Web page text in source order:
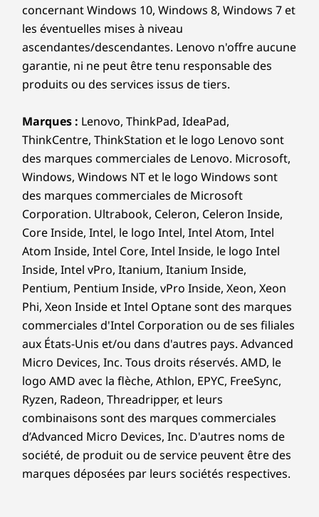
concernant Windows 10, Windows 8, Windows 7 et
les éventuelles mises à niveau
ascendantes/descendantes. Lenovo n'offre aucune
garantie, ni ne peut être tenu responsable des
produits ou des services issus de tiers.
Marques : Lenovo, ThinkPad, IdeaPad,
ThinkCentre, ThinkStation et le logo Lenovo sont
des marques commerciales de Lenovo. Microsoft,
Windows, Windows NT et le logo Windows sont
des marques commerciales de Microsoft
Corporation. Ultrabook, Celeron, Celeron Inside,
Core Inside, Intel, le logo Intel, Intel Atom, Intel
Atom Inside, Intel Core, Intel Inside, le logo Intel
Inside, Intel vPro, Itanium, Itanium Inside,
Pentium, Pentium Inside, vPro Inside, Xeon, Xeon
Phi, Xeon Inside et Intel Optane sont des marques
commerciales d'Intel Corporation ou de ses filiales
aux États-Unis et/ou dans d'autres pays. Advanced
Micro Devices, Inc. Tous droits réservés. AMD, le
logo AMD avec la flèche, Athlon, EPYC, FreeSync,
Ryzen, Radeon, Threadripper, et leurs
combinaisons sont des marques commerciales
d’Advanced Micro Devices, Inc. D'autres noms de
société, de produit ou de service peuvent être des
marques déposées par leurs sociétés respectives.